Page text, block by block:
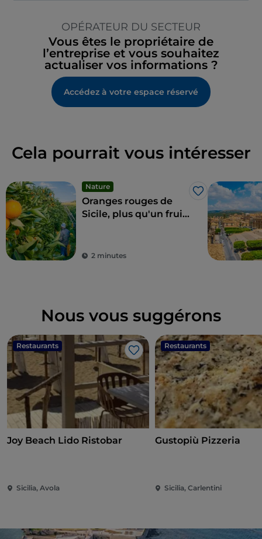
OPÉRATEUR DU SECTEUR
Vous êtes le propriétaire de
l’entreprise et vous souhaitez
actualiser vos informations ?
Accédez à votre espace réservé
Cela pourrait vous intéresser
Nature
J’aime
Oranges rouges de
Sicile, plus qu'un fruit
2 minutes
Nous vous suggérons
Restaurants
J’aime
Joy Beach Lido Ristobar
Sicilia, Avola
Restaurants
Gustopiù Pizzeria
Sicilia, Carlentini